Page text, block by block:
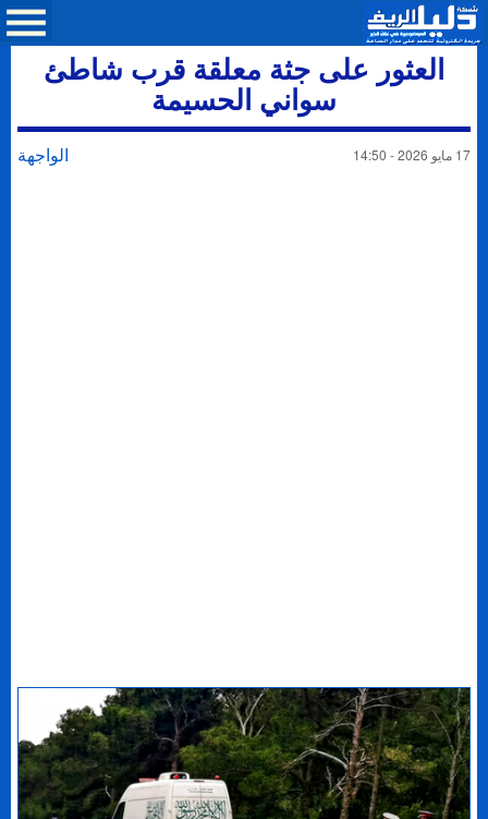
العثور على جثة معلقة قرب شاطئ
سواني الحسيمة
الواجهة 17 مايو 2026 - 14:50